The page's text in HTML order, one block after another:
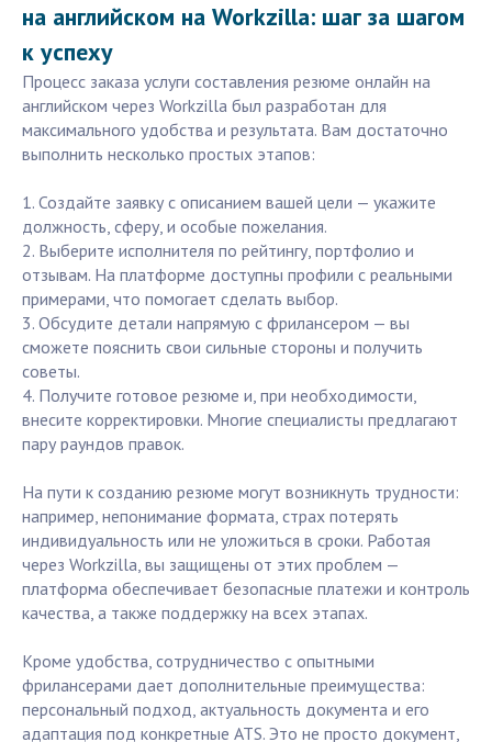
на английском на Workzilla: шаг за шагом
к успеху
Процесс заказа услуги составления резюме онлайн на
английском через Workzilla был разработан для
максимального удобства и результата. Вам достаточно
выполнить несколько простых этапов:
1. Создайте заявку с описанием вашей цели — укажите
должность, сферу, и особые пожелания.
2. Выберите исполнителя по рейтингу, портфолио и
отзывам. На платформе доступны профили с реальными
примерами, что помогает сделать выбор.
3. Обсудите детали напрямую с фрилансером — вы
сможете пояснить свои сильные стороны и получить
советы.
4. Получите готовое резюме и, при необходимости,
внесите корректировки. Многие специалисты предлагают
пару раундов правок.
На пути к созданию резюме могут возникнуть трудности:
например, непонимание формата, страх потерять
индивидуальность или не уложиться в сроки. Работая
через Workzilla, вы защищены от этих проблем —
платформа обеспечивает безопасные платежи и контроль
качества, а также поддержку на всех этапах.
Кроме удобства, сотрудничество с опытными
фрилансерами дает дополнительные преимущества:
персональный подход, актуальность документа и его
адаптация под конкретные ATS. Это не просто документ,